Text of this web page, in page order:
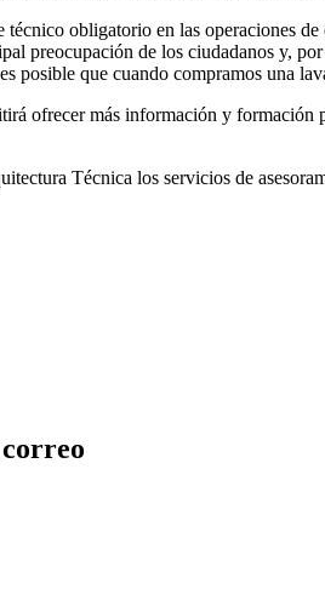
obligatorio en las operaciones
preocupación de los ciudadanos y,
posible que cuando compramos una
ofrecer más información y
Técnica los servicios de